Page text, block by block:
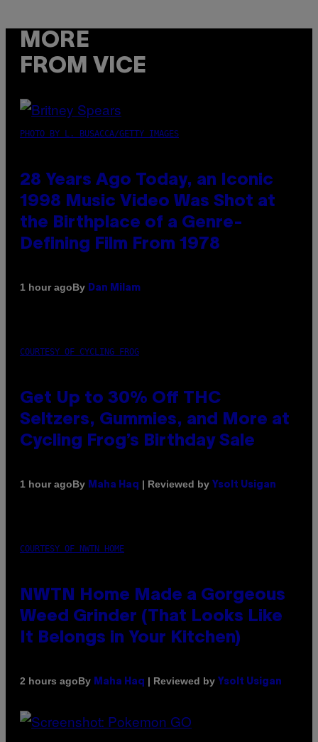
MORE
FROM VICE
PHOTO BY L. BUSACCA/GETTY IMAGES
28 Years Ago Today, an Iconic
1998 Music Video Was Shot at
the Birthplace of a Genre-
Defining Film From 1978
1 hour agoBy Dan Milam
COURTESY OF CYCLING FROG
Get Up to 30% Off THC
Seltzers, Gummies, and More at
Cycling Frog’s Birthday Sale
1 hour agoBy Maha Haq | Reviewed by Ysolt Usigan
COURTESY OF NWTN HOME
NWTN Home Made a Gorgeous
Weed Grinder (That Looks Like
It Belongs in Your Kitchen)
2 hours agoBy Maha Haq | Reviewed by Ysolt Usigan